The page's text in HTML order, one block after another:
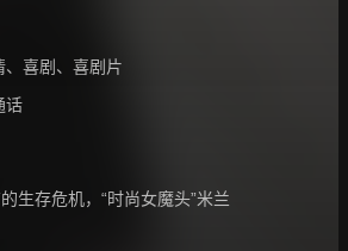
、 喜剧 、 喜剧片
话
生存危机，“时尚女魔头”米兰